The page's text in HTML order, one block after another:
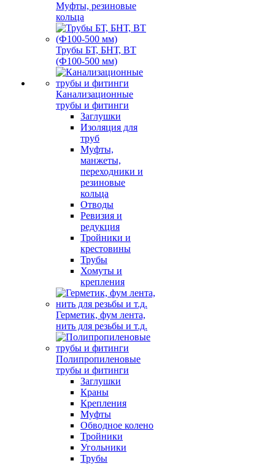
Муфты, резиновые
кольца
Трубы БТ, БНТ, ВТ
(Ф100-500 мм)
Канализационные
трубы и фитинги
Заглушки
Изоляция для
труб
Муфты,
манжеты,
переходники и
резиновые
кольца
Отводы
Ревизия и
редукция
Тройники и
крестовины
Трубы
Хомуты и
крепления
Герметик, фум лента,
нить для резьбы и т.д.
Полипропиленовые
трубы и фитинги
Заглушки
Краны
Крепления
Муфты
Обводное колено
Тройники
Угольники
Трубы